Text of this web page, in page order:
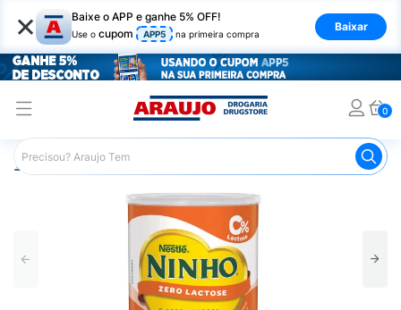
× Baixe o APP e ganhe 5% OFF!
Use o cupom APP5 na primeira compra
Baixar
0
Araujo Infantil Leite Infantil